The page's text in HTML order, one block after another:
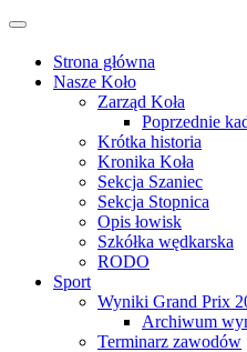
Przejdź
treści
Przełącz
Strona główna
Nasze Koło
Zarząd Koła
Poprzednie
Krótka historia
Kronika Koła
Sekcja Szaniec
Sekcja Stopnica
Opis łowisk
Szkółka wędkarska
RODO
Sport
Wyniki Grand Prix
Archiwum
Terminarz zawodów